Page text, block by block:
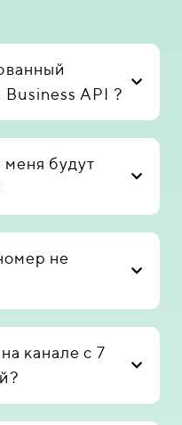
Business API ?
будут
не
канале с 7